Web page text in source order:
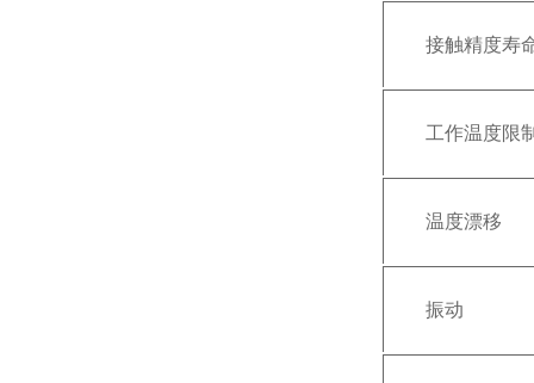
接触精度寿
工作温度限
温度漂移
振动